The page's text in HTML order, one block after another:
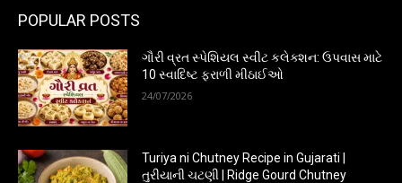
POPULAR POSTS
ગૌરી વ્રત સ્પેશિયલ સ્વીટ કલેક્શન: ઉપવાસ માટે
10 સ્વાદિષ્ટ ફરાળી મીઠાઈઓ
24/07/2026
Turiya ni Chutney Recipe in Gujarati |
તુરીયાની ચટણી | Ridge Gourd Chutney